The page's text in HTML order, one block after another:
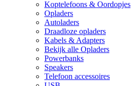
Koptelefoons & Oordopjes
Opladers
Autoladers
Draadloze opladers
Kabels & Adapters
Bekijk alle Opladers
Powerbanks
Speakers
Telefoon accessoires